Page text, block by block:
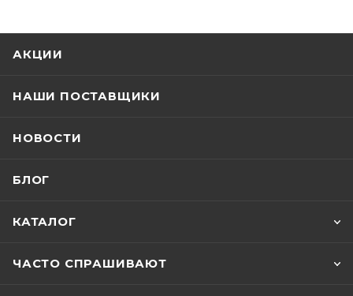
АКЦИИ
НАШИ ПОСТАВЩИКИ
НОВОСТИ
БЛОГ
КАТАЛОГ
ЧАСТО СПРАШИВАЮТ